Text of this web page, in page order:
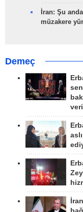
İran: Şu
müzakere
Demeç